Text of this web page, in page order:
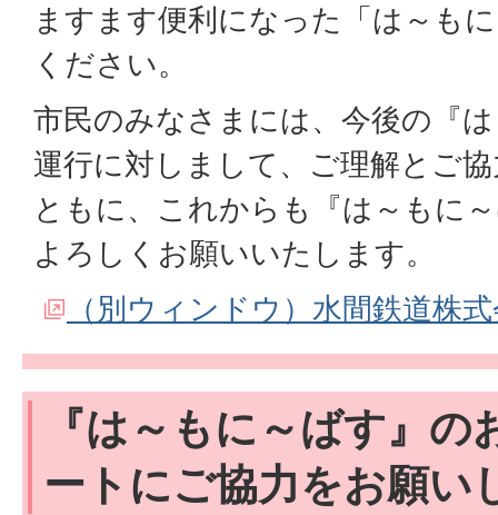
ますます便利になった「は～も
ください。
市民のみなさまには、今後の『
運行に対しまして、ご理解とご
ともに、これからも『は～もに
よろしくお願いいたします。
（別ウィンドウ）水間鉄道株
『は～もに～ばす』の
ートにご協力をお願い